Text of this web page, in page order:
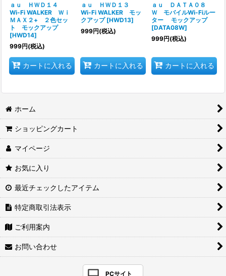
ａｕ ＨＷＤ１４
Wi-Fi WALKER Ｗｉ
ＭＡＸ２+ ２色セッ
ト モックアップ
[HWD14]
999円(税込)
カートに入れる
ａｕ ＨＷＤ１３
Wi-Fi WALKER モッ
クアップ [HWD13]
999円(税込)
カートに入れる
ａｕ ＤＡＴＡ０８
Ｗ モバイルWi-Fiルー
ター モックアップ
[DATA08W]
999円(税込)
カートに入れる
ホーム
ショッピングカート
マイページ
お気に入り
最近チェックしたアイテム
特定商取引法表示
ご利用案内
お問い合わせ
PCサイト